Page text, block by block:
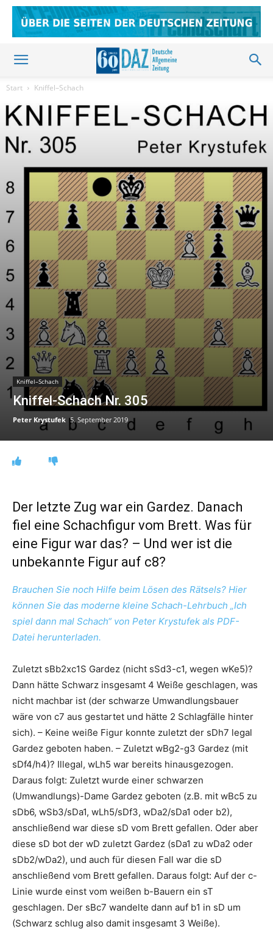
Start Kniffel–Schach
Kniffel–Schach
Kniffel-Schach Nr. 305
Peter Krystufek 5. September 2019
Der letzte Zug war ein Gardez. Danach
fiel eine Schachfigur vom Brett. Was für
eine Figur war das? – Und wer ist die
unbekannte Figur auf c8?
Brauchen Sie noch Hilfe beim Lösen des Rätsels? Hier
können Sie das moderne kleine Schach-Lehrbuch „Ich
spiel dann mal Schach“ von Peter Krystufek als PDF-
Datei herunterladen.
Zuletzt sBb2xc1S Gardez (nicht sSd3-c1, wegen wKe5)?
Dann hätte Schwarz insgesamt 4 Weiße geschlagen, was
nicht machbar ist (der schwarze Umwandlungsbauer
wäre von c7 aus gestartet und hätte 2 Schlagfälle hinter
sich). – Keine weiße Figur konnte zuletzt der sDh7 legal
Gardez geboten haben. – Zuletzt wBg2-g3 Gardez (mit
sDf4/h4)? Illegal, wLh5 war bereits hinausgezogen.
Daraus folgt: Zuletzt wurde einer schwarzen
(Umwandlungs)-Dame Gardez geboten (z.B. mit wBc5 zu
sDb6, wSb3/sDa1, wLh5/sDf3, wDa2/sDa1 oder b2),
anschließend war diese sD vom Brett gefallen. Oder aber
diese sD bot der wD zuletzt Gardez (sDa1 zu wDa2 oder
sDb2/wDa2), und auch für diesen Fall war die sD
anschließend vom Brett gefallen. Daraus folgt: Auf der c-
Linie wurde einst vom weißen b-Bauern ein sT
geschlagen. Der sBc7 wandelte dann auf b1 in sD um
(Schwarz schlug also damit insgesamt 3 Weiße).